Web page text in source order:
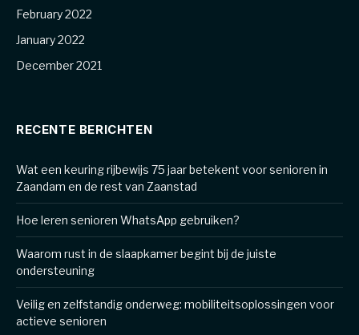
February 2022
January 2022
December 2021
RECENTE BERICHTEN
Wat een keuring rijbewijs 75 jaar betekent voor senioren in
Zaandam en de rest van Zaanstad
Hoe leren senioren WhatsApp gebruiken?
Waarom rust in de slaapkamer begint bij de juiste
ondersteuning
Veilig en zelfstandig onderweg: mobiliteitsoplossingen voor
actieve senioren